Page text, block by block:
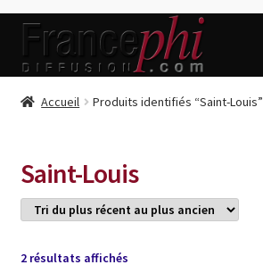
Aller
la
Aller
contenu
Accueil
Conditions de Vente
Connection
Accueil Produits identifiés “Saint-Louis”
Saint-Louis
2 résultats affichésTrié